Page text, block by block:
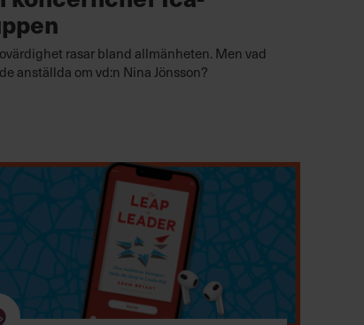
rasar bland allmänheten. Men vad
anställda om vd:n Nina Jönsson?